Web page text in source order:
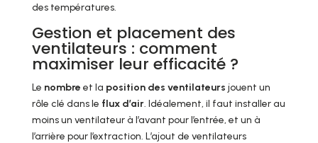
des températures.
Gestion et placement des
ventilateurs : comment
maximiser leur efficacité ?
Le nombre et la position des ventilateurs jouent un
rôle clé dans le flux d’air. Idéalement, il faut installer au
moins un ventilateur à l’avant pour l’entrée, et un à
l’arrière pour l’extraction. L’ajout de ventilateurs